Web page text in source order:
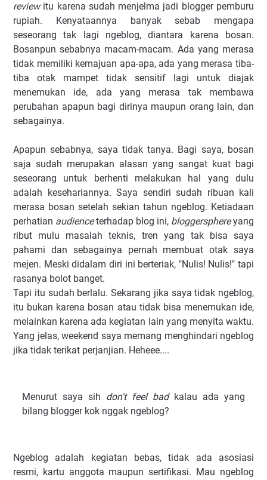
reviewitu karena sudah menjelma jadi blogger pemburu
rupiah. Kenyataannya banyak sebab mengapa
seseorang tak lagi ngeblog, diantara karena bosan.
Bosanpun sebabnya macam-macam. Ada yang merasa
tidak memiliki kemajuan apa-apa, ada yang merasa tiba-
tiba otak mampet tidak sensitif lagi untuk diajak
menemukan ide, ada yang merasa tak membawa
perubahan apapun bagi dirinya maupun orang lain, dan
sebagainya.
Apapun sebabnya, saya tidak tanya. Bagi saya, bosan
saja sudah merupakan alasan yang sangat kuat bagi
seseorang untuk berhenti melakukan hal yang dulu
adalah kesehariannya. Saya sendiri sudah ribuan kali
merasa bosan setelah sekian tahun ngeblog. Ketiadaan
perhatian audienceterhadap blog ini, bloggersphereyang
ribut mulu masalah teknis, tren yang tak bisa saya
pahami dan sebagainya pernah membuat otak saya
mejen. Meski didalam diri ini berteriak, "Nulis! Nulis!" tapi
rasanya bolot banget.
Tapi itu sudah berlalu. Sekarang jika saya tidak ngeblog,
itu bukan karena bosan atau tidak bisa menemukan ide,
melainkan karena ada kegiatan lain yang menyita waktu.
Yang jelas, weekend saya memang menghindari ngeblog
jika tidak terikat perjanjian. Heheee....
Menurut saya sih don't feel badkalau ada yang
bilang blogger kok nggak ngeblog?
Ngeblog adalah kegiatan bebas, tidak ada asosiasi
resmi, kartu anggota maupun sertifikasi. Mau ngeblog